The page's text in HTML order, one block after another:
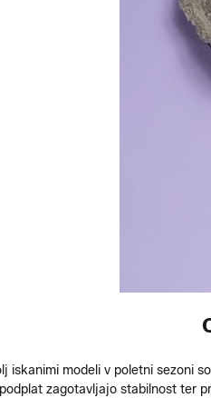
iskanimi modeli v poletni sezoni
zagotavljajo stabilnost ter